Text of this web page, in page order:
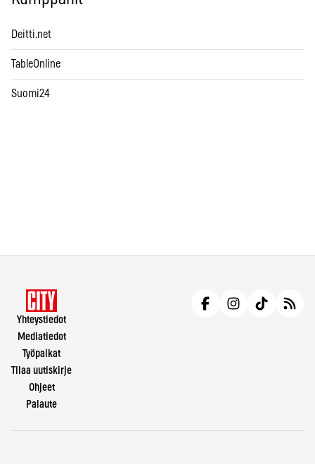
Deitti.net
TableOnline
Suomi24
Yhteystiedot
Mediatiedot
Työpaikat
Tilaa uutiskirje
Ohjeet
Palaute